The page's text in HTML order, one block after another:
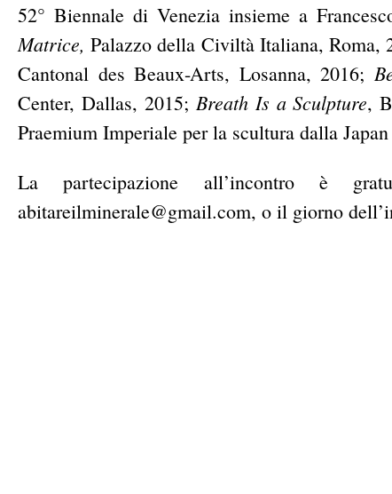
52° Biennale di Venezia insieme a
Matrice, Palazzo della Civiltà Italiana, Roma,
Cantonal des Beaux-Arts, Losanna, 2016;
Center, Dallas, 2015; Breath Is a Sculpture,
Praemium Imperiale per la scultura dalla
La partecipazione all’incontro è
abitareilminerale@gmail.com, o il giorno